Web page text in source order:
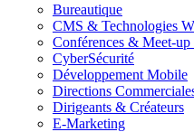
Bureautique
CMS & Technologies
Conférences & Meet-up
CyberSécurité
Développement Mobile
Directions
Dirigeants & Créateurs
E-Marketing